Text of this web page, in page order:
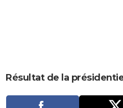
CARTE DE VOEUX
DICTIONNAIRE
Résultat de la